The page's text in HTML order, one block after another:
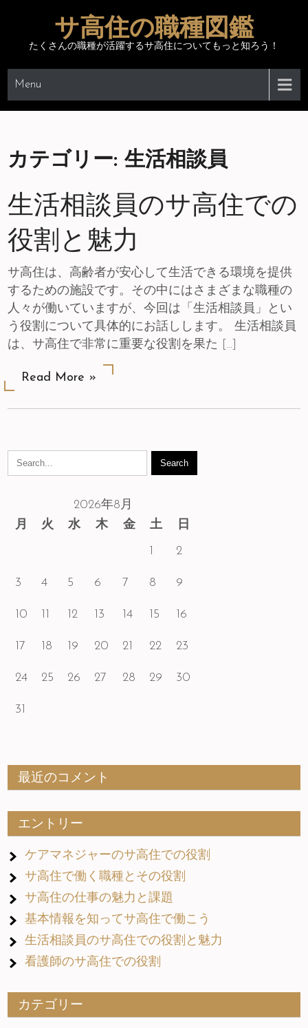
content
サ高住の職種図鑑
たくさんの職種が活躍するサ高住についてもっと知ろう！
Menu
カテゴリー:生活相談員
生活相談員のサ高住での
役割と魅力
サ高住は、高齢者が安心して生活できる環境を提供
するための施設です。その中にはさまざまな職種の
人々が働いていますが、今回は「生活相談員」とい
う役割について具体的にお話しします。 生活相談員
は、サ高住で非常に重要な役割を果た […]
Read More »
2026年8月
月
火 水 木 金 土
日
1
2
3 4 5 6 7 8 9
10 11 12 13 14 15 16
17 18 19 20 21 22 23
24 25 26 27 28 29 30
31
最近のコメント
エントリー
ケアマネジャーのサ高住での役割
サ高住で働く職種とその役割
サ高住の仕事の魅力と課題
基本情報を知ってサ高住で働こう
生活相談員のサ高住での役割と魅力
看護師のサ高住での役割
カテゴリー